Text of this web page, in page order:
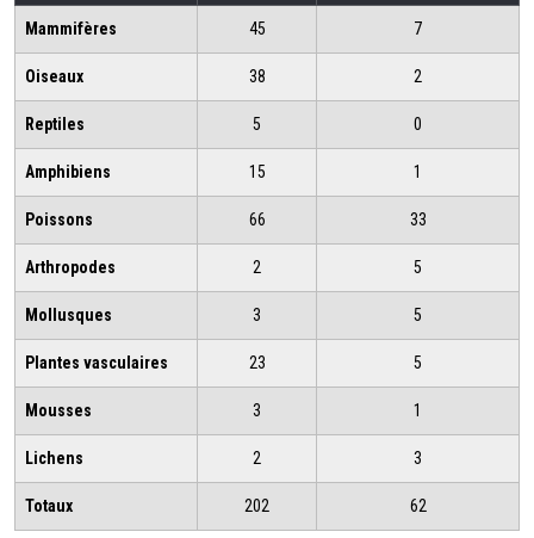
Mammifères 45 7
Oiseaux 38 2
Reptiles 5 0
Amphibiens 15 1
Poissons 66 33
Arthropodes 2 5
Mollusques 3 5
Plantes vasculaires 23 5
Mousses 3 1
Lichens 2 3
Totaux 202 62